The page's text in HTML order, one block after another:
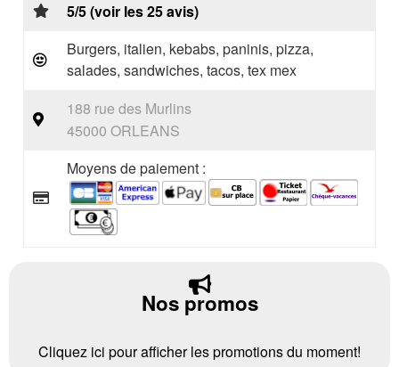
5/5 (voir les 25 avis)
Burgers, italien, kebabs, paninis, pizza,
salades, sandwiches, tacos, tex mex
188 rue des Murlins
45000 ORLEANS
Moyens de paiement :
Nos promos
Cliquez ici pour afficher les promotions du moment!